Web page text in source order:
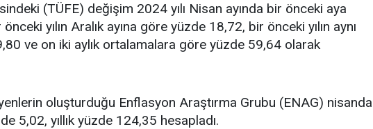
(TÜFE) değişim 2024 yılı Nisan ayında bir önceki aya
yılın Aralık ayına göre yüzde 18,72, bir önceki yılın aynı
ve on iki aylık ortalamalara göre yüzde 59,64 olarak
oluşturduğu Enflasyon Araştırma Grubu (ENAG) nisanda
5,02, yıllık yüzde 124,35 hesapladı.